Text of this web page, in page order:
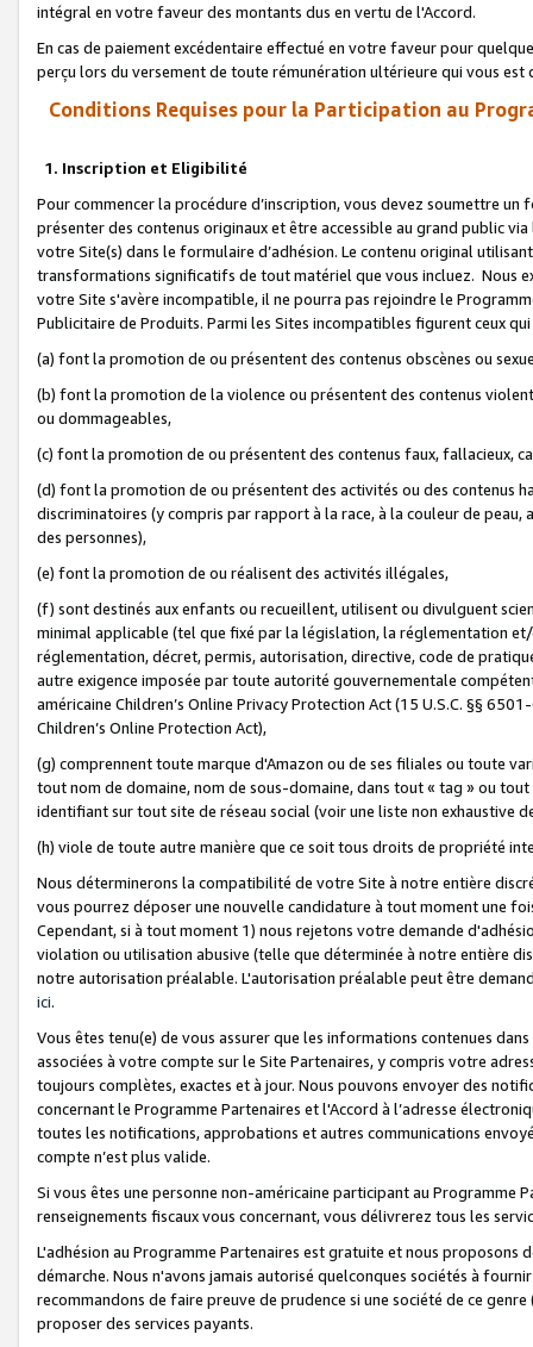
intégral en votre faveur des montants dus en vertu de l'Accord.
En cas de paiement excédentaire effectué en votre faveur pour
perçu lors du versement de toute rémunération ultérieure qui vous est
Conditions Requises pour la Participation au
1. Inscription et Eligibilité
Pour commencer la procédure d’inscription, vous devez soumettre
présenter des contenus originaux et être accessible au grand public
votre Site(s) dans le formulaire d’adhésion. Le contenu original
transformations significatifs de tout matériel que vous incluez. Nous
votre Site s'avère incompatible, il ne pourra pas rejoindre le
Publicitaire de Produits. Parmi les Sites incompatibles figurent ceux
(a) font la promotion de ou présentent des contenus obscènes ou
(b) font la promotion de la violence ou présentent des contenus
ou dommageables,
(c) font la promotion de ou présentent des contenus faux, fallacieux,
(d) font la promotion de ou présentent des activités ou des contenus
discriminatoires (y compris par rapport à la race, à la couleur de
des personnes),
(e) font la promotion de ou réalisent des activités illégales,
(f) sont destinés aux enfants ou recueillent, utilisent ou divulguent
minimal applicable (tel que fixé par la législation, la réglementation
réglementation, décret, permis, autorisation, directive, code de
autre exigence imposée par toute autorité gouvernementale
américaine Children’s Online Privacy Protection Act (15 U.S.C. §§
Children’s Online Protection Act),
(g) comprennent toute marque d'Amazon ou de ses filiales ou toute
tout nom de domaine, nom de sous-domaine, dans tout « tag » ou
identifiant sur tout site de réseau social (voir une liste non exhaustive
(h) viole de toute autre manière que ce soit tous droits de propriété
Nous déterminerons la compatibilité de votre Site à notre entière
vous pourrez déposer une nouvelle candidature à tout moment une
Cependant, si à tout moment 1) nous rejetons votre demande
violation ou utilisation abusive (telle que déterminée à notre entière
notre autorisation préalable. L'autorisation préalable peut être
ici.
Vous êtes tenu(e) de vous assurer que les informations contenues
associées à votre compte sur le Site Partenaires, y compris votre
toujours complètes, exactes et à jour. Nous pouvons envoyer des
concernant le Programme Partenaires et l'Accord à l’adresse
toutes les notifications, approbations et autres communications
compte n’est plus valide.
Si vous êtes une personne non-américaine participant au
renseignements fiscaux vous concernant, vous délivrerez tous les
L'adhésion au Programme Partenaires est gratuite et nous proposons
démarche. Nous n'avons jamais autorisé quelconques sociétés à
recommandons de faire preuve de prudence si une société de ce
proposer des services payants.